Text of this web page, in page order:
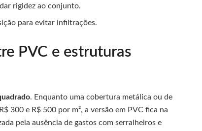
rigidez ao conjunto.
para evitar infiltrações.
PVC e estruturas
. Enquanto uma cobertura metálica ou de
300 e R$ 500 por m², a versão em PVC fica na
pela ausência de gastos com serralheiros e